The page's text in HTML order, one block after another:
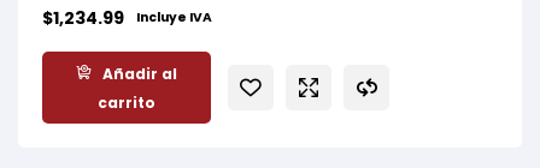
DDR5, SSD NVMe y conectividad avanzada
(Wi‑Fi 6E, USB‑C, HDMI, RJ‑45)
$1,234.99 Incluye IVA
Añadir al
carrito